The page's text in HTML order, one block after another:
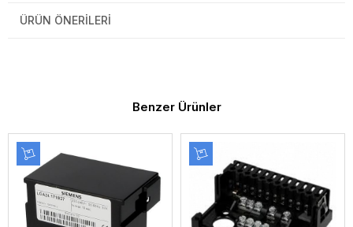
ÜRÜN ÖNERILERI
Benzer Ürünler